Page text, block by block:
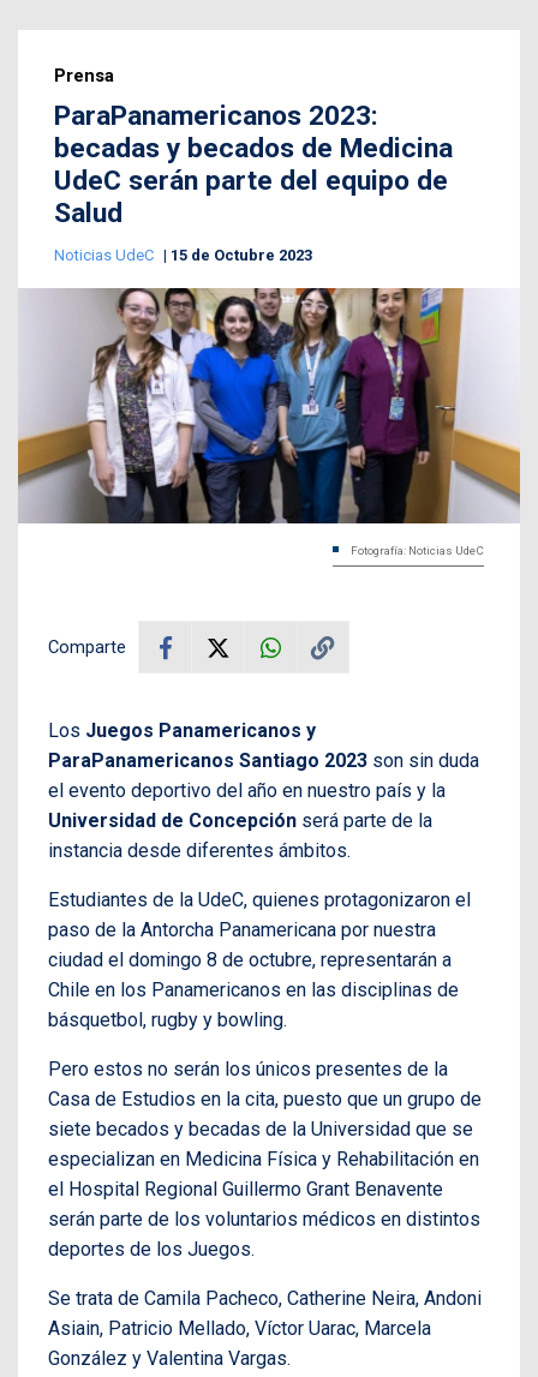
Prensa
ParaPanamericanos 2023:
becadas y becados de Medicina
UdeC serán parte del equipo de
Salud
Noticias UdeC 15 de Octubre 2023
Fotografía: Noticias UdeC
Comparte
Los Juegos Panamericanos y
ParaPanamericanos Santiago 2023 son sin duda
el evento deportivo del año en nuestro país y la
Universidad de Concepción será parte de la
instancia desde diferentes ámbitos.
Estudiantes de la UdeC, quienes protagonizaron el
paso de la Antorcha Panamericana por nuestra
ciudad el domingo 8 de octubre, representarán a
Chile en los Panamericanos en las disciplinas de
básquetbol, rugby y bowling.
Pero estos no serán los únicos presentes de la
Casa de Estudios en la cita, puesto que un grupo de
siete becados y becadas de la Universidad que se
especializan en Medicina Física y Rehabilitación en
el Hospital Regional Guillermo Grant Benavente
serán parte de los voluntarios médicos en distintos
deportes de los Juegos.
Se trata de Camila Pacheco, Catherine Neira, Andoni
Asiain, Patricio Mellado, Víctor Uarac, Marcela
González y Valentina Vargas.